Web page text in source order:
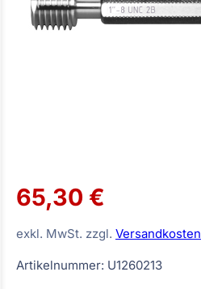
65,30 €
exkl. MwSt. zzgl. Versandkosten
Artikelnummer: U1260213